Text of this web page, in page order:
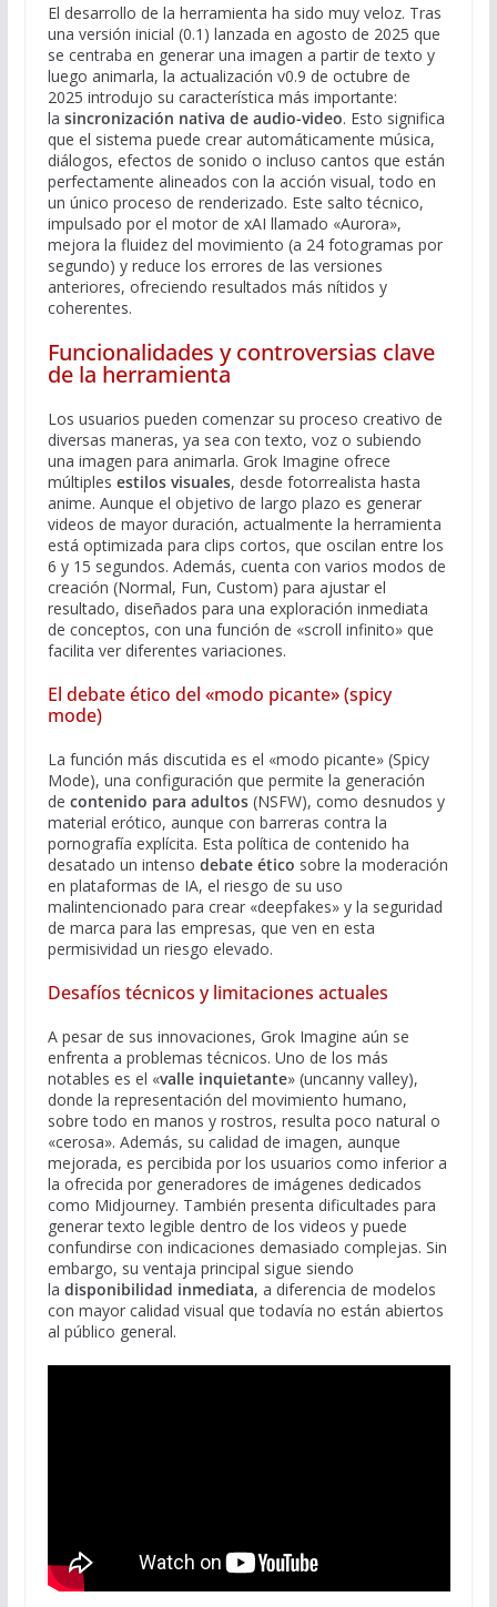
El desarrollo de la herramienta ha sido muy veloz. Tras
una versión inicial (0.1) lanzada en agosto de 2025 que
se centraba en generar una imagen a partir de texto y
luego animarla, la actualización v0.9 de octubre de
2025 introdujo su característica más importante:
la sincronización nativa de audio-video. Esto significa
que el sistema puede crear automáticamente música,
diálogos, efectos de sonido o incluso cantos que están
perfectamente alineados con la acción visual, todo en
un único proceso de renderizado. Este salto técnico,
impulsado por el motor de xAI llamado «Aurora»,
mejora la fluidez del movimiento (a 24 fotogramas por
segundo) y reduce los errores de las versiones
anteriores, ofreciendo resultados más nítidos y
coherentes.
Funcionalidades y controversias clave
de la herramienta
Los usuarios pueden comenzar su proceso creativo de
diversas maneras, ya sea con texto, voz o subiendo
una imagen para animarla. Grok Imagine ofrece
múltiples estilos visuales, desde fotorrealista hasta
anime. Aunque el objetivo de largo plazo es generar
videos de mayor duración, actualmente la herramienta
está optimizada para clips cortos, que oscilan entre los
6 y 15 segundos. Además, cuenta con varios modos de
creación (Normal, Fun, Custom) para ajustar el
resultado, diseñados para una exploración inmediata
de conceptos, con una función de «scroll infinito» que
facilita ver diferentes variaciones.
El debate ético del «modo picante» (spicy
mode)
La función más discutida es el «modo picante» (Spicy
Mode), una configuración que permite la generación
de contenido para adultos(NSFW), como desnudos y
material erótico, aunque con barreras contra la
pornografía explícita. Esta política de contenido ha
desatado un intenso debate ético sobre la moderación
en plataformas de IA, el riesgo de su uso
malintencionado para crear «deepfakes» y la seguridad
de marca para las empresas, que ven en esta
permisividad un riesgo elevado.
Desafíos técnicos y limitaciones actuales
A pesar de sus innovaciones, Grok Imagine aún se
enfrenta a problemas técnicos. Uno de los más
notables es el «valle inquietante» (uncanny valley),
donde la representación del movimiento humano,
sobre todo en manos y rostros, resulta poco natural o
«cerosa». Además, su calidad de imagen, aunque
mejorada, es percibida por los usuarios como inferior a
la ofrecida por generadores de imágenes dedicados
como Midjourney. También presenta dificultades para
generar texto legible dentro de los videos y puede
confundirse con indicaciones demasiado complejas. Sin
embargo, su ventaja principal sigue siendo
la disponibilidad inmediata, a diferencia de modelos
con mayor calidad visual que todavía no están abiertos
al público general.